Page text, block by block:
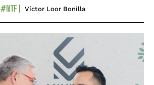
#NTF Víctor Loor Bonilla